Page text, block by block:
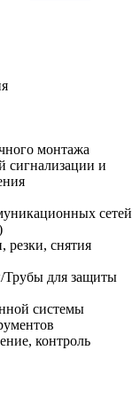
монтажа
сигнализации и
сетей
резки, снятия
Трубы для защиты
системы
контроль